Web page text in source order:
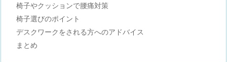
椅子やクッションで腰痛対策
椅子選びのポイント
デスクワークをされる方へのアドバイス
まとめ